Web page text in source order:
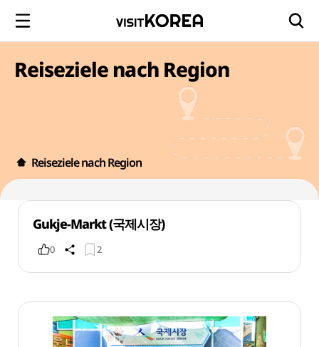
Reiseziele nach Region
Reiseziele nach Region
Gukje-Markt (국제시장)
0 2